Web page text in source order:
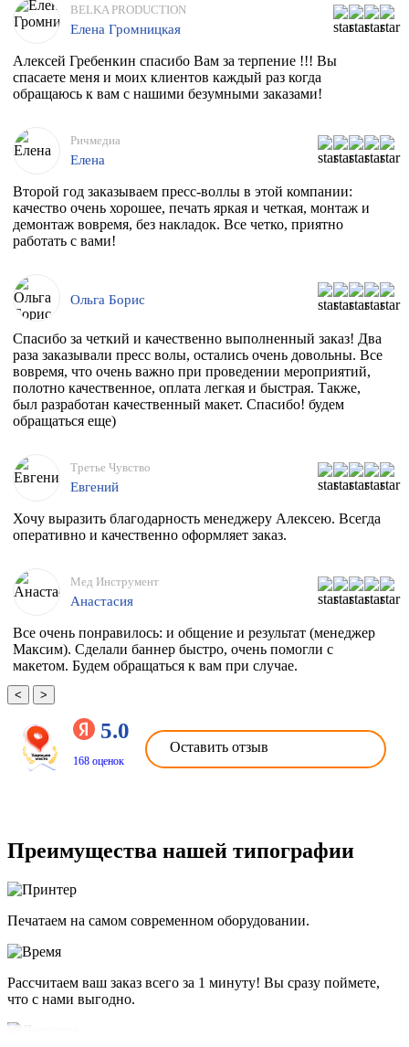
BELKA PRODUCTION
Елена Громницкая
Алексей Гребенкин спасибо Вам за терпение !!! Вы
спасаете меня и моих клиентов каждый раз когда
обращаюсь к вам с нашими безумными заказами!
Ричмедиа
Елена
Второй год заказываем пресс-воллы в этой компании:
качество очень хорошее, печать яркая и четкая, монтаж и
демонтаж вовремя, без накладок. Все четко, приятно
работать с вами!
Ольга Борис
Спасибо за четкий и качественно выполненный заказ! Два
раза заказывали пресс волы, остались очень довольны. Все
вовремя, что очень важно при проведении мероприятий,
полотно качественное, оплата легкая и быстрая. Также,
был разработан качественный макет. Спасибо! будем
обращаться еще)
Третье Чувство
Евгений
Хочу выразить благодарность менеджеру Алексею. Всегда
оперативно и качественно оформляет заказ.
Мед Инструмент
Анастасия
Все очень понравилось: и общение и результат (менеджер
Максим). Сделали баннер быстро, очень помогли с
макетом. Будем обращаться к вам при случае.
< >
5.0
168 оценок
Оставить отзыв
Преимущества нашей типографии
Печатаем на самом современном оборудовании.
Рассчитаем ваш заказ всего за 1 минуту! Вы сразу поймете,
что с нами выгодно.